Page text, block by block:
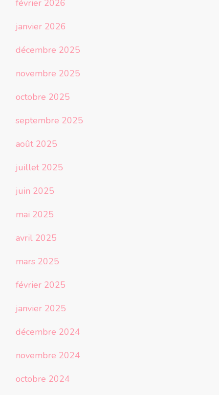
février 2026
janvier 2026
décembre 2025
novembre 2025
octobre 2025
septembre 2025
août 2025
juillet 2025
juin 2025
mai 2025
avril 2025
mars 2025
février 2025
janvier 2025
décembre 2024
novembre 2024
octobre 2024